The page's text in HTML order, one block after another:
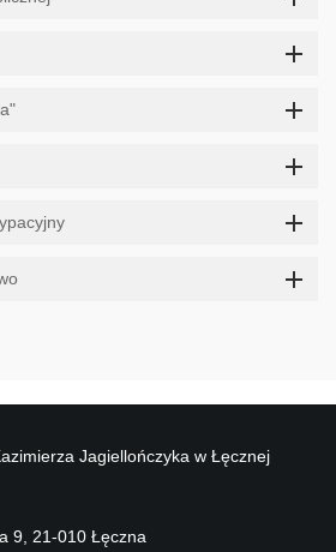
Jagiellończyka w Łęcznej
9, 21-010 Łęczna